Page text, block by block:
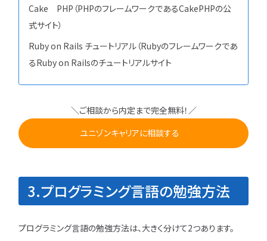
Cake PHP（PHPのフレームワークであるCakePHPの公
式サイト）
Ruby on Rails チュートリアル（Rubyのフレームワークであ
るRuby on Railsのチュートリアルサイト
＼ご相談から内定まで完全無料！／
ユニゾンキャリアに相談する
3.プログラミング言語の勉強方法
プログラミング言語の勉強方法は、大きく分けて2つあります。